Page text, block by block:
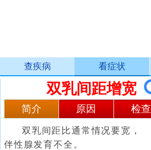
查疾病 看症状
双乳间距增宽
简介 原因 检查
双乳间距比通常情况要宽，
伴性腺发育不全。